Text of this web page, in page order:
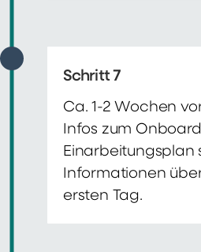
Schritt 7
Ca. 1-2 Wochen
Infos zum
Einarbeitungsplan
Informationen
ersten Tag.